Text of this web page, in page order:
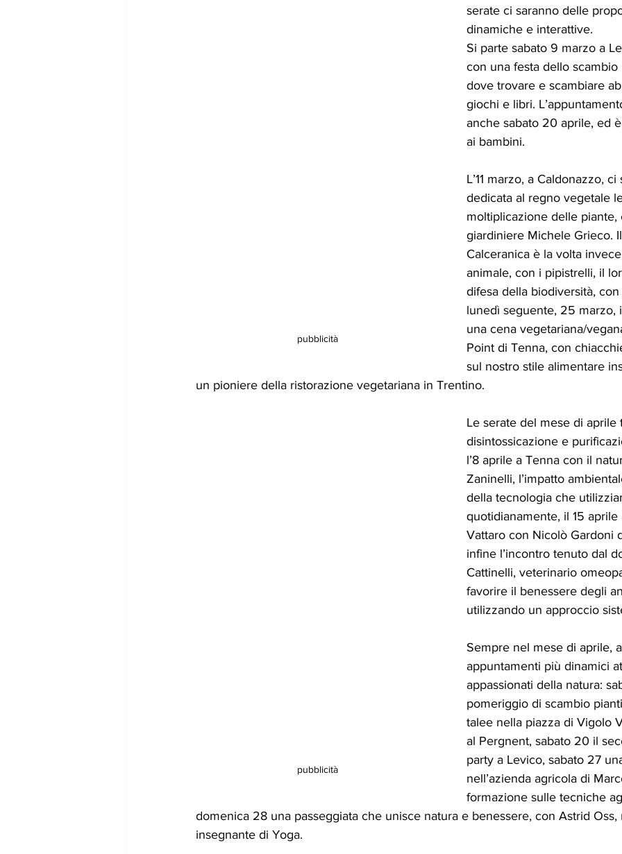
pubblicità
serate ci saranno delle
dinamiche e interattive.
Si parte sabato 9 marzo a
con una festa dello
dove trovare e scambiare
giochi e libri.
anche sabato 20 aprile, ed
ai bambini.
L’11 marzo, a Caldonazzo,
dedicata al regno vegetale
moltiplicazione delle piante,
giardiniere Michele Grieco.
Calceranica è la volta
animale, con i pipistrelli, il
difesa della biodiversità,
lunedì seguente, 25 marzo,
una cena vegetariana/
Point di Tenna, con
sul nostro stile alimentare
un pioniere della ristorazione vegetariana in Trentino.
pubblicità
Le serate del mese di
disintossicazione e
l’8 aprile a Tenna con il
Zaninelli, l’impatto
della tecnologia che
quotidianamente, il 15
Vattaro con Nicolò Gardoni
infine l’incontro tenuto dal
Cattinelli, veterinario
favorire il benessere degli
utilizzando un approccio
Sempre nel mese di aprile,
appuntamenti più dinamici
appassionati della natura:
pomeriggio di scambio
talee nella piazza di Vigolo
al Pergnent, sabato 20 il
party a Levico, sabato 27
nell’azienda agricola di
formazione sulle tecniche
domenica 28 una passeggiata che unisce natura e benessere, con Astrid
insegnante di Yoga.